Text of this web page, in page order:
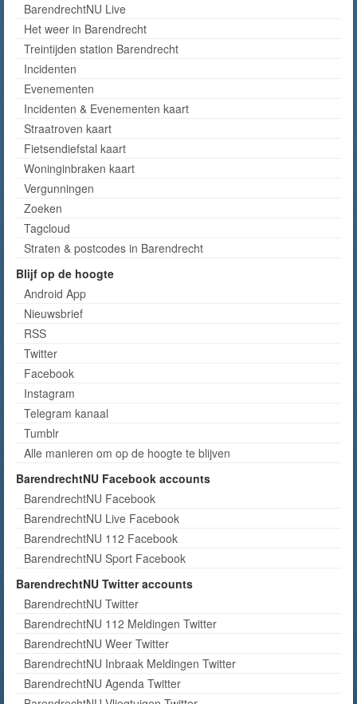
BarendrechtNU Live
Het weer in Barendrecht
Treintijden station Barendrecht
Incidenten
Evenementen
Incidenten & Evenementen kaart
Straatroven kaart
Fietsendiefstal kaart
Woninginbraken kaart
Vergunningen
Zoeken
Tagcloud
Straten & postcodes in Barendrecht
Blijf op de hoogte
Android App
Nieuwsbrief
RSS
Twitter
Facebook
Instagram
Telegram kanaal
Tumblr
Alle manieren om op de hoogte te blijven
BarendrechtNU Facebook accounts
BarendrechtNU Facebook
BarendrechtNU Live Facebook
BarendrechtNU 112 Facebook
BarendrechtNU Sport Facebook
BarendrechtNU Twitter accounts
BarendrechtNU Twitter
BarendrechtNU 112 Meldingen Twitter
BarendrechtNU Weer Twitter
BarendrechtNU Inbraak Meldingen Twitter
BarendrechtNU Agenda Twitter